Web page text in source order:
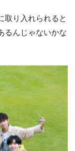
り入れられると
るんじゃないかな